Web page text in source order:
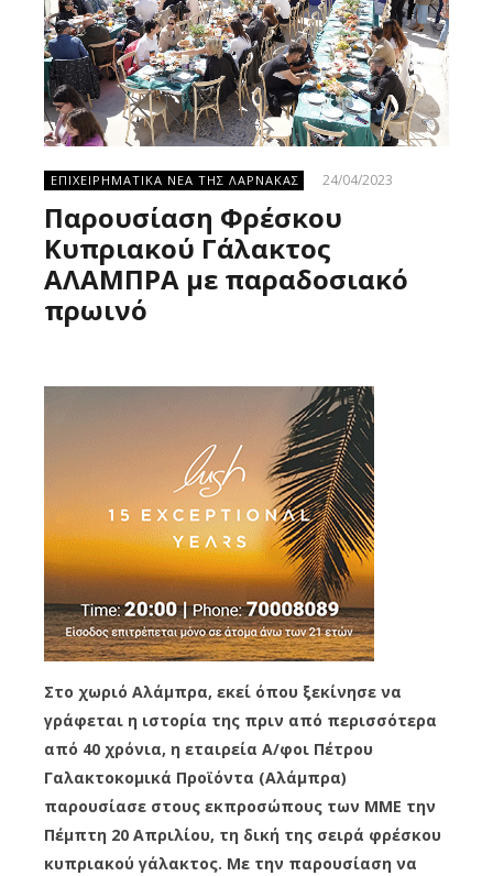
ΕΠΙΧΕΙΡΗΜΑΤΙΚΑ ΝΕΑ ΤΗΣ ΛΑΡΝΑΚΑΣ 24/04/2023
Παρουσίαση Φρέσκου
Κυπριακού Γάλακτος
ΑΛΑΜΠΡΑ με παραδοσιακό
πρωινό
Στο χωριό Αλάμπρα, εκεί όπου ξεκίνησε να
γράφεται η ιστορία της πριν από περισσότερα
από 40 χρόνια, η εταιρεία Α/φοι Πέτρου
Γαλακτοκομικά Προϊόντα (Αλάμπρα)
παρουσίασε στους εκπροσώπους των ΜΜΕ την
Πέμπτη 20 Απριλίου, τη δική της σειρά φρέσκου
κυπριακού γάλακτος. Με την παρουσίαση να